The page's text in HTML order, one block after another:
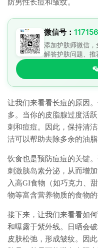
防男性长痘和皱纹。
微信号：
添加护肤师微信，
解答护肤问题、推
让我们来看看长痘的原因
多。当你的皮脂腺过度活
刺和痘痘。因此，保持清
洁可以帮助去除多余的油
饮食也是预防痘痘的关键
刺激胰岛素分泌，从而增
入高GI食物（如巧克力、
物等富含营养物质的食物的
接下来，让我们来看看如
和曝露于紫外线。日晒会
皮肤松弛，形成皱纹。因